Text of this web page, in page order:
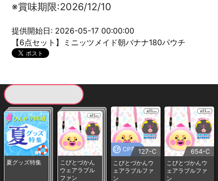
※賞味期限:2026/12/10
提供開始日: 2026-05-17 00:00:00
【6点セット】ミニッツメイド朝バナナ180パウチ
夏グッズ特集
こびとづかん
ウェアラブル
ファン
CP専用127-C
こびとづかんウ
ェアラブルファ
ン
654-C
こびとづかんウ
ェアラブルファ
ン